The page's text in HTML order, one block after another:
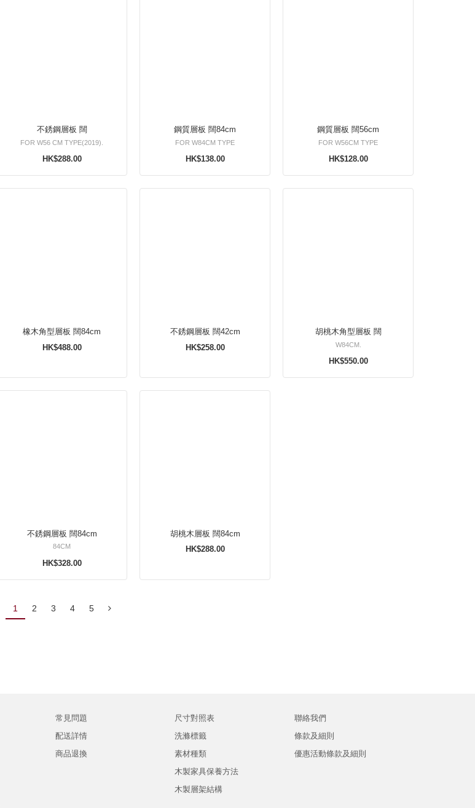
不銹鋼層板 闊
FOR W56 CM TYPE(2019).
HK$288.00
鋼質層板 闊84cm
FOR W84CM TYPE
HK$138.00
鋼質層板 闊56cm
FOR W56CM TYPE
HK$128.00
橡木角型層板 闊84cm
HK$488.00
不銹鋼層板 闊42cm
HK$258.00
胡桃木角型層板 闊
W84CM.
HK$550.00
不銹鋼層板 闊84cm
84CM
HK$328.00
胡桃木層板 闊84cm
HK$288.00
1 2 3 4 5
常見問題
配送詳情
商品退換
尺寸對照表
洗滌標籤
素材種類
木製家具保養方法
木製層架結構
聯絡我們
條款及細則
優惠活動條款及細則